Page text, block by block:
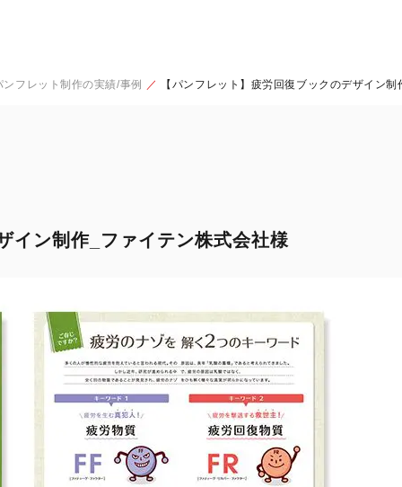
フレット制作の実績/事例 【パンフレット】疲労回復ブックのデザイン
イン制作_ファイテン株式会社様